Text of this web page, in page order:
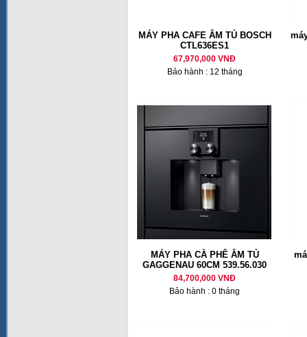
MÁY PHA CAFE ÂM TỦ BOSCH
CTL636ES1
67,970,000 VNĐ
Bảo hành : 12 tháng
MÁY PHA CÀ PHÊ ÂM TỦ
GAGGENAU 60CM 539.56.030
84,700,000 VNĐ
Bảo hành : 0 tháng